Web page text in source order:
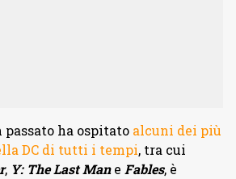
passato ha ospitato alcuni dei più
DC di tutti i tempi, tra cui
, Y: The Last Mane Fables, è